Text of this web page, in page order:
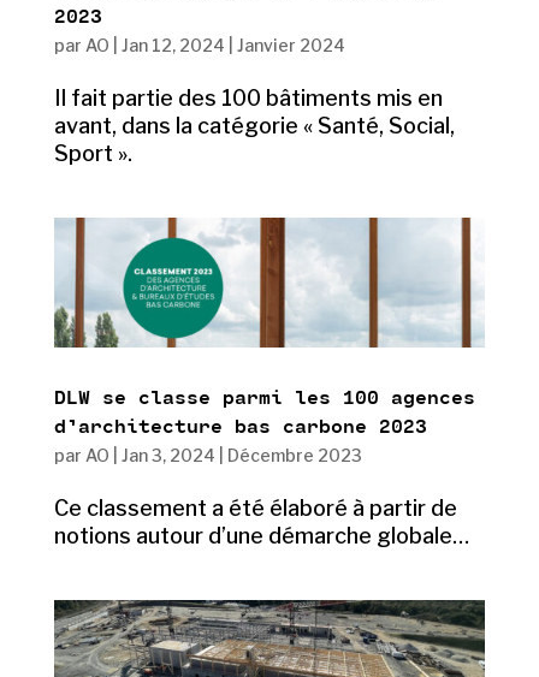
2023
par AO Jan 12, 2024 Janvier 2024
Il fait partie des 100 bâtiments mis en
avant, dans la catégorie « Santé, Social,
Sport ».
DLW se classe parmi les 100 agences
d’architecture bas carbone 2023
par AO Jan 3, 2024 Décembre 2023
Ce classement a été élaboré à partir de
notions autour d’une démarche globale…